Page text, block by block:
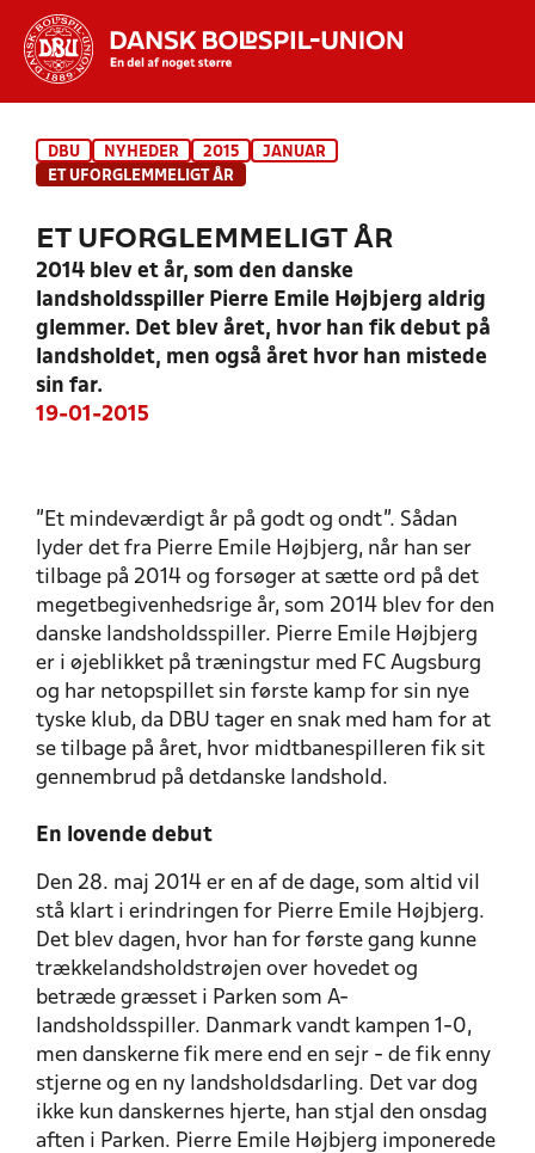
HOLD
DBU NYHEDER 2015
JANUAR
ET UFORGLEMMELIGT ÅR
ET UFORGLEMMELIGT ÅR
2014 blev et år, som den danske
landsholdsspiller Pierre Emile Højbjerg aldrig
glemmer. Det blev året, hvor han fik debut på
landsholdet, men også året hvor han mistede
sin far.
19-01-2015
”Et mindeværdigt år på godt og ondt”. Sådan
lyder det fra Pierre Emile Højbjerg, når han ser
tilbage på 2014 og forsøger at sætte ord på det
megetbegivenhedsrige år, som 2014 blev for den
danske landsholdsspiller. Pierre Emile Højbjerg
er i øjeblikket på træningstur med FC Augsburg
og har netopspillet sin første kamp for sin nye
tyske klub, da DBU tager en snak med ham for at
se tilbage på året, hvor midtbanespilleren fik sit
gennembrud på detdanske landshold.
En lovende debut
Den 28. maj 2014 er en af de dage, som altid vil
stå klart i erindringen for Pierre Emile Højbjerg.
Det blev dagen, hvor han for første gang kunne
trækkelandsholdstrøjen over hovedet og
betræde græsset i Parken som A-
landsholdsspiller. Danmark vandt kampen 1-0,
men danskerne fik mere end en sejr - de fik enny
stjerne og en ny landsholdsdarling. Det var dog
ikke kun danskernes hjerte, han stjal den onsdag
aften i Parken. Pierre Emile Højbjerg imponerede